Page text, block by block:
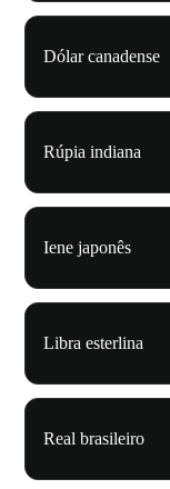
Dólar canadense
Rúpia indiana
Iene japonês
Libra esterlina
Real brasileiro